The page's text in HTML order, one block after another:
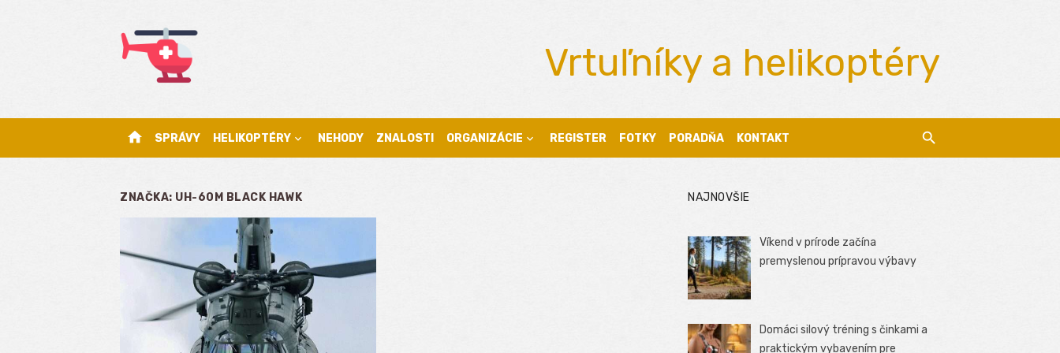
Vrtuľníky a helikoptéry
home SPRÁVY HELIKOPTÉRY NEHODY ZNALOSTI ORGANIZÁCIE REGISTER FOTKY PORADŇA KONTAKT
ZNAČKA: UH-60M BLACK HAWK NAJNOVŠIE
Víkend v prírode začína
premyslenou prípravou výbavy
Domáci silový tréning s činkami a
praktickým vybavením pre